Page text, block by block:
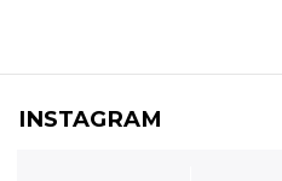
INSTAGRAM